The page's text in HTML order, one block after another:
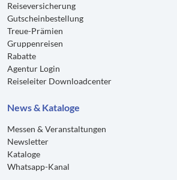
Reiseversicherung
Gutscheinbestellung
Treue-Prämien
Gruppenreisen
Rabatte
Agentur Login
Reiseleiter Downloadcenter
News & Kataloge
Messen & Veranstaltungen
Newsletter
Kataloge
Whatsapp-Kanal